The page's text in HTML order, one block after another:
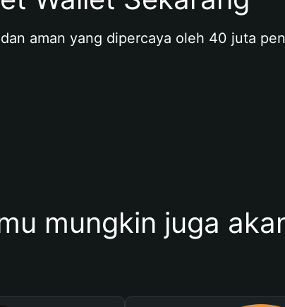
aman yang dipercaya oleh 40 juta
mungkin juga